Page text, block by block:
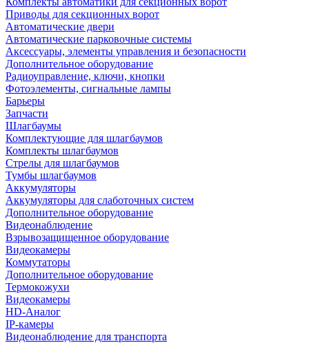
Приводы для секционных ворот
Автоматические двери
Автоматические парковочные системы
Аксессуары, элементы управления и безопасности
Дополнительное оборудование
Радиоуправление, ключи, кнопки
Фотоэлементы, сигнальные лампы
Барьеры
Запчасти
Шлагбаумы
Комплектующие для шлагбаумов
Комплекты шлагбаумов
Стрелы для шлагбаумов
Тумбы шлагбаумов
Аккумуляторы
Аккумуляторы для слаботочных систем
Дополнительное оборудование
Видеонаблюдение
Взрывозащищенное оборудование
Видеокамеры
Коммутаторы
Дополнительное оборудование
Термокожухи
Видеокамеры
HD-Аналог
IP-камеры
Видеонаблюдение для транспорта